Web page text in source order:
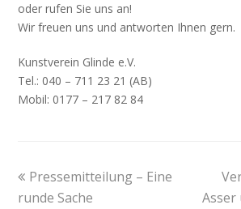
oder rufen Sie uns an!
Wir freuen uns und antworten Ihnen gern.
Kunstverein Glinde e.V.
Tel.: 040 – 711 23 21 (AB)
Mobil: 0177 – 217 82 84
previous
post:
Pressemitteilung – Eine
runde Sache
Asser